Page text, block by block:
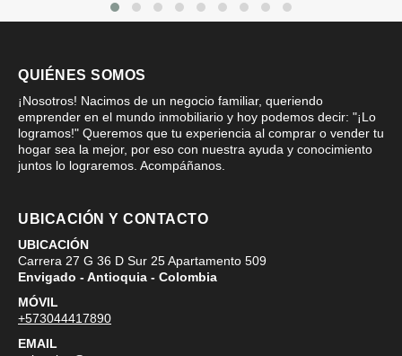
QUIÉNES SOMOS
¡Nosotros! Nacimos de un negocio familiar, queriendo
emprender en el mundo inmobiliario y hoy podemos decir: "¡Lo
logramos!" Queremos que tu experiencia al comprar o vender tu
hogar sea la mejor, por eso con nuestra ayuda y conocimiento
juntos lo lograremos. Acompáñanos.
UBICACIÓN Y CONTACTO
UBICACIÓN
Carrera 27 G 36 D Sur 25 Apartamento 509
Envigado - Antioquia - Colombia
MÓVIL
+573044417890
EMAIL